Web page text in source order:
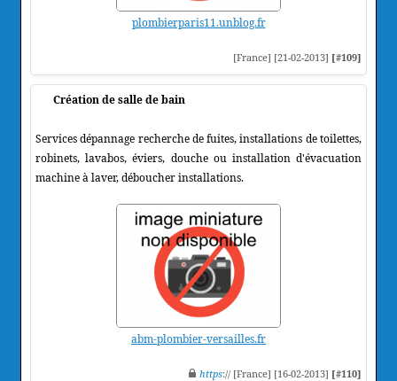
plombierparis11.unblog.fr
[France] [21-02-2013] [#109]
Création de salle de bain
Services dépannage recherche de fuites, installations de toilettes,
robinets, lavabos, éviers, douche ou installation d'évacuation
machine à laver, déboucher installations.
abm-plombier-versailles.fr
https:// [France] [16-02-2013] [#110]